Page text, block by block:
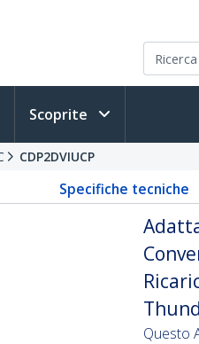
Scoprite
CDP2DVIUCP
Specifiche tecniche
Questo